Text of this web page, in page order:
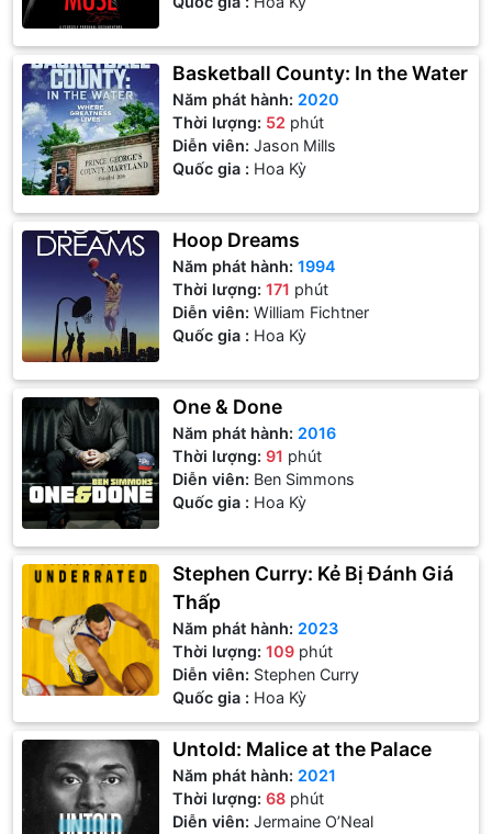
Basketball County: In the Water
Năm phát hành: 2020
Thời lượng: 52 phút
Diễn viên:Jason Mills
Quốc gia : Hoa Kỳ
Hoop Dreams
Năm phát hành:1994
Thời lượng:171 phút
Diễn viên:William Fichtner
Quốc gia : Hoa Kỳ
One & Done
Năm phát hành: 2016
Thời lượng:91 phút
Diễn viên: Ben Simmons
Quốc gia : Hoa Kỳ
Stephen Curry: Kẻ Bị Đánh Giá
Thấp
Năm phát hành: 2023
Thời lượng:109 phút
Diễn viên: Stephen Curry
Quốc gia : Hoa Kỳ
Untold: Malice at the Palace
Năm phát hành: 2021
Thời lượng:68 phút
Diễn viên:Jermaine O’Neal